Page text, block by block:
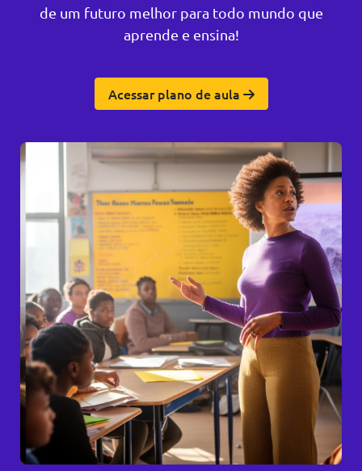
de um futuro melhor para todo mundo que
aprende e ensina!
Acessar plano de aula